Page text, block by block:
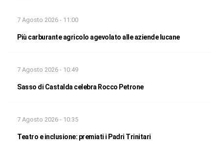
7 Agosto 2026 - 11:00
Più carburante agricolo agevolato alle aziende lucane
7 Agosto 2026 - 10:49
Sasso di Castalda celebra Rocco Petrone
7 Agosto 2026 - 10:35
Teatro e inclusione: premiati i Padri Trinitari